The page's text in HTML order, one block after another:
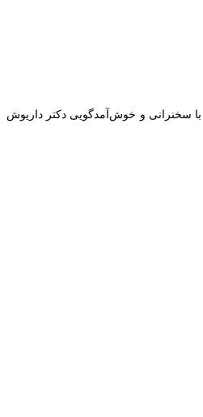
بالا بردن روحیه‌ کارکنان و تقدیر از زحمات ایشان روز پنجشنبه ۲۲ آذرماه ۱۴۰۳ از ساعت ۱۸ لغایت ۲۲ برگزار گردید، با سخنرانی و خوش‌آمدگویی دکتر داریوش